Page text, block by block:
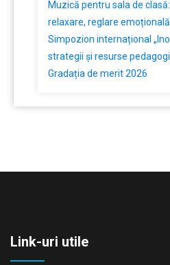
Muzică pentru sala de
relaxare, reglare emoțională
Simpozion internațional
strategii și resurse
Gradația de merit 2026
Link-uri utile